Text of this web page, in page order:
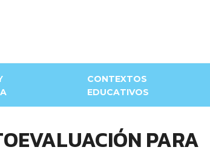
CONTEXTOS
EDUCATIVOS
PARA